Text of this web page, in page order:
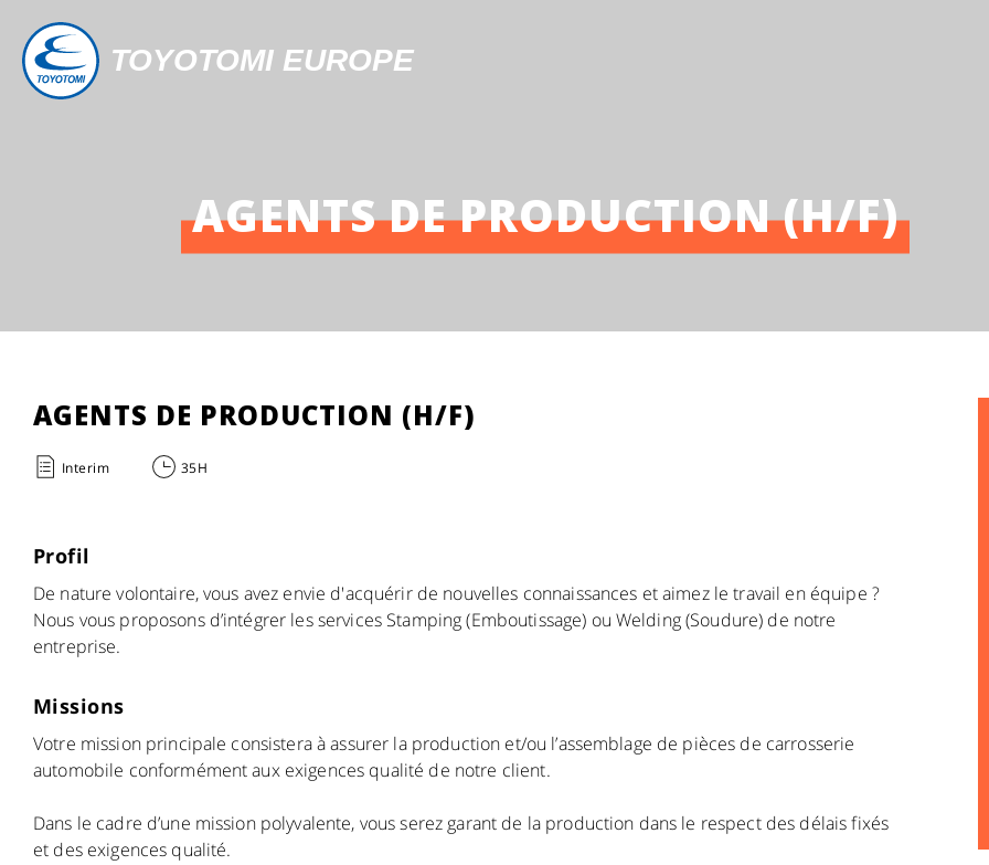
TOYOTOMI EUROPE
AGENTS DE PRODUCTION (H/F)
AGENTS DE PRODUCTION (H/F)
Interim 35H
Profil
De nature volontaire, vous avez envie d'acquérir de nouvelles connaissances et aimez le travail en équipe ?
Nous vous proposons d’intégrer les services Stamping (Emboutissage) ou Welding (Soudure) de notre
entreprise.
Missions
Votre mission principale consistera à assurer la production et/ou l’assemblage de pièces de carrosserie
automobile conformément aux exigences qualité de notre client.
Dans le cadre d’une mission polyvalente, vous serez garant de la production dans le respect des délais fixés
et des exigences qualité.